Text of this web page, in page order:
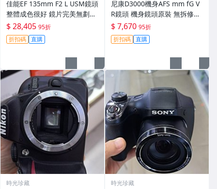
佳能EF 135mm F2 L USM鏡頭
整體成色很好 鏡片完美無劃痕
功能一切正常 無拆修無-3430
$ 28,405 95折
折扣碼 直購
尼康D3000機身AFS mm fG V
R鏡頭 機身鏡頭原裝 無拆修無
翻新 有輕微使用痕跡 鏡頭-34
30
$ 7,670 95折
折扣碼 直購
時光珍藏 時光珍藏